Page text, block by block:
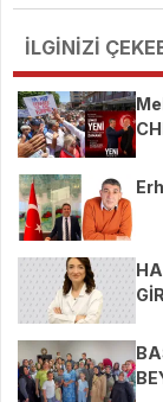
İLGİNİZİ